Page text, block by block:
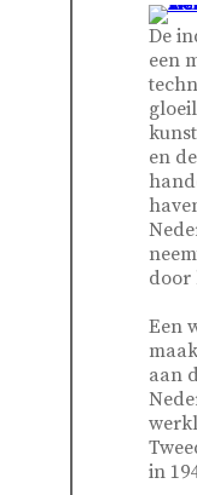
De
een
en
door
Een
aan
in